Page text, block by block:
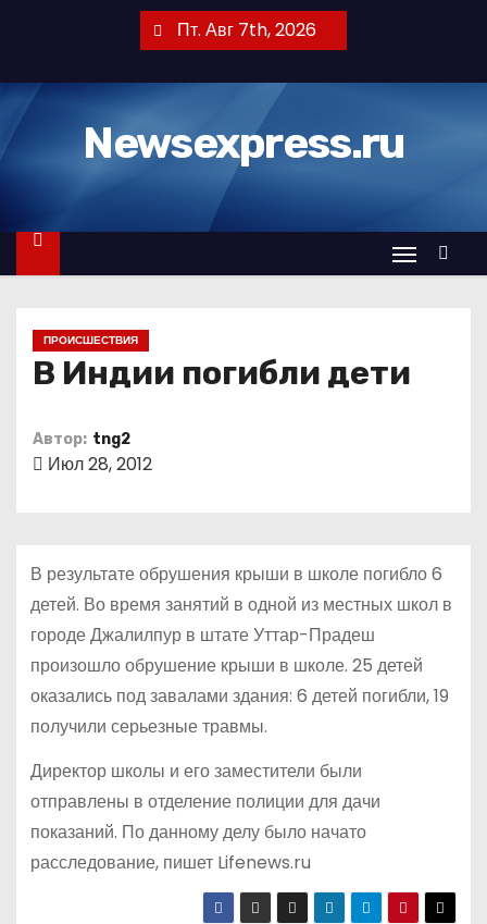
т
к
Пт. Авг 7th, 2026
Newsexpress.ru
ПРОИСШЕСТВИЯ
В Индии погибли дети
Автор: tng2
Июл 28, 2012
В результате обрушения крыши в школе погибло 6
детей. Во время занятий в одной из местных школ в
городе Джалилпур в штате Уттар-Прадеш
произошло обрушение крыши в школе. 25 детей
оказались под завалами здания: 6 детей погибли, 19
получили серьезные травмы.
Директор школы и его заместители были
отправлены в отделение полиции для дачи
показаний. По данному делу было начато
расследование, пишет Lifenews.ru